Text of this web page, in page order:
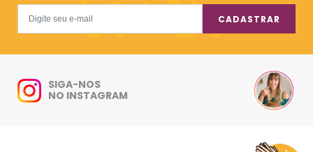
CADASTRAR
SIGA-NOS
NO INSTAGRAM